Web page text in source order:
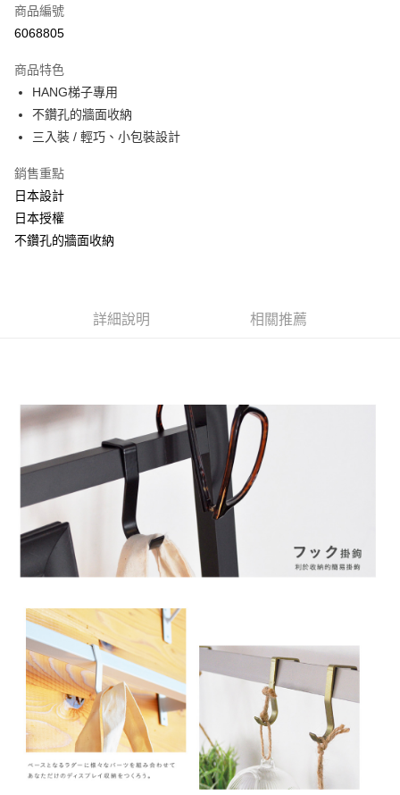
LINE Pay
街口支付
悠遊付
運送方式
宅配
每筆NT$190，滿NT$1,200(含以上)免運費
商品編號
6068805
商品特色
HANG梯子專用
不鑽孔的牆面收納
三入裝 / 輕巧、小包裝設計
銷售重點
日本設計
日本授權
不鑽孔的牆面收納
詳細說明 相關推薦